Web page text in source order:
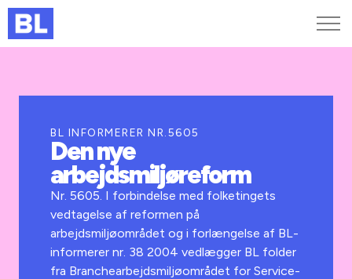
Kurser og arrangementer
Jobportalen
BL INFORMERER NR.5605
Den nye
arbejdsmiljøreform
Nr. 5605. I forbindelse med folketingets
vedtagelse af reformen på
arbejdsmiljøområdet og i forlængelse af BL-
informerer nr. 38 2004 vedlægger BL folder
fra Branchearbejdsmiljøområdet for Service-